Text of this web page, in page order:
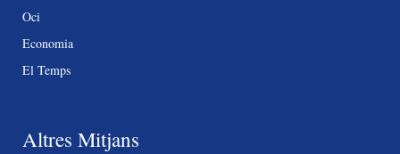
Oci
Economia
El Temps
Altres Mitjans